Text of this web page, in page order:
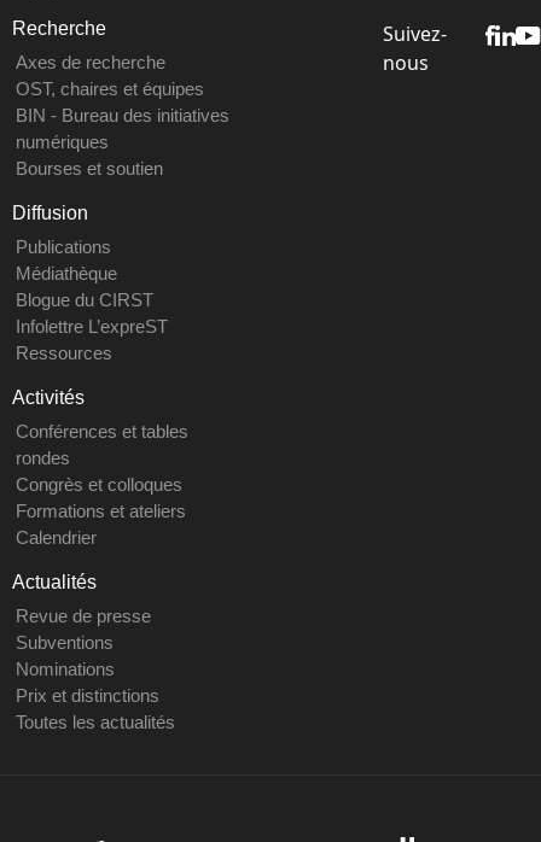
Recherche
Axes de recherche
OST, chaires et équipes
BIN - Bureau des initiatives
numériques
Bourses et soutien
Diffusion
Publications
Médiathèque
Blogue du CIRST
Infolettre L’expreST
Ressources
Activités
Conférences et tables
rondes
Congrès et colloques
Formations et ateliers
Calendrier
Actualités
Revue de presse
Subventions
Nominations
Prix et distinctions
Toutes les actualités
Suivez-
nous